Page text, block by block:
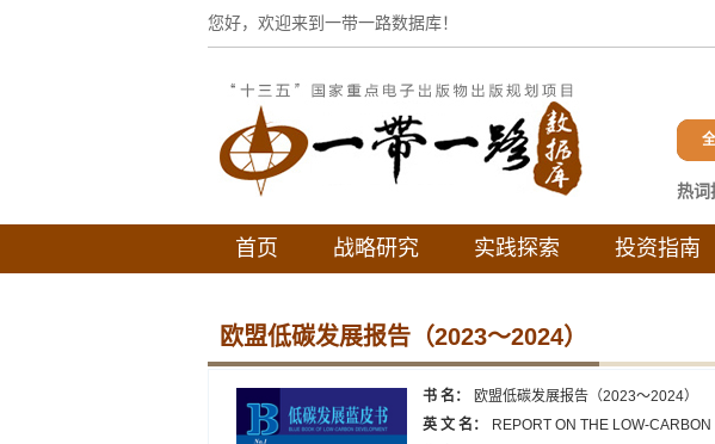
您好，欢迎来到一带一路数据库！
热词
互联
首页 战略研究 实践探索 投资指南
欧盟低碳发展报告（2023～2024）
书 名：
欧盟低碳发展报告（2023～2024）
英 文 名：
REPORT ON THE LOW-